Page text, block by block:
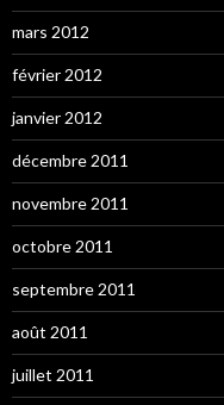
mars 2012
février 2012
janvier 2012
décembre 2011
novembre 2011
octobre 2011
septembre 2011
août 2011
juillet 2011